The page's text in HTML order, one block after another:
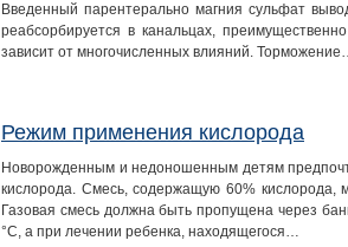
Введенный парентерально магния сульфат
реабсорбируется в канальцах,
зависит от многочисленных влияний.
Режим применения кислорода
Новорожденным и недоношенным детям
кислорода. Смесь, содержащую 60%
Газовая смесь должна быть пропущена через
°С, а при лечении ребенка, находящегося…